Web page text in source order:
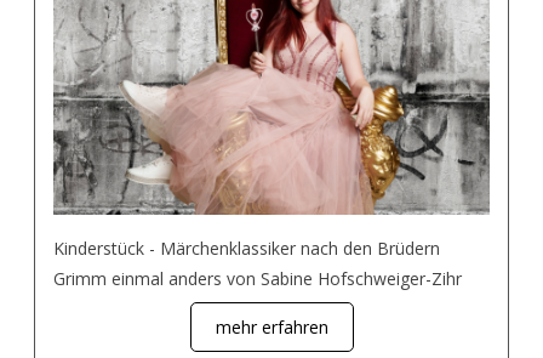
Kinderstück - Märchenklassiker nach den Brüdern
Grimm einmal anders von Sabine Hofschweiger-Zihr
mehr erfahren